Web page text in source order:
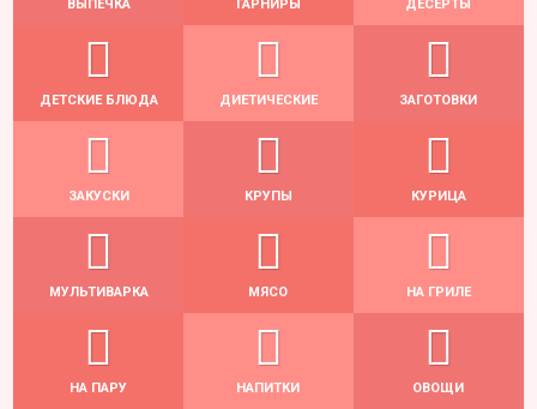
ВЫПЕЧКА ГАРНИРЫ ДЕСЕРТЫ
ДЕТСКИЕ БЛЮДА ДИЕТИЧЕСКИЕ ЗАГОТОВКИ
ЗАКУСКИ КРУПЫ КУРИЦА
МУЛЬТИВАРКА МЯСО НА ГРИЛЕ
НА ПАРУ НАПИТКИ ОВОЩИ